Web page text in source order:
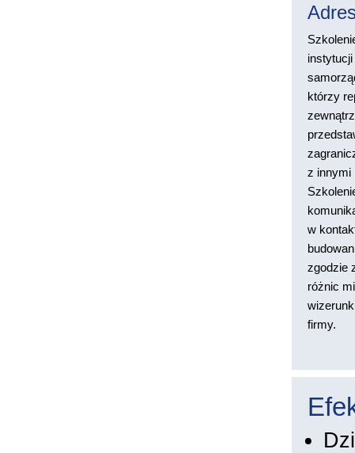
którzy
z innymi
w
zgodzie
różnic
firmy.